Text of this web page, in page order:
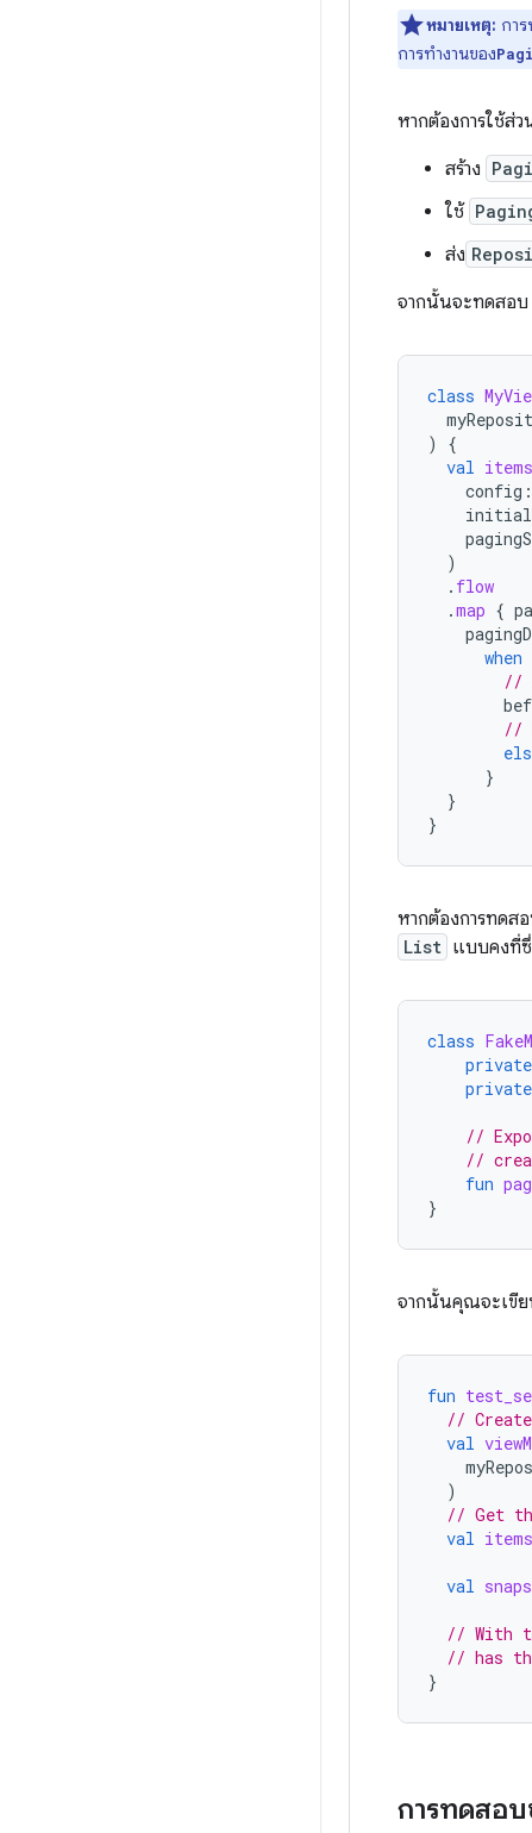
หมายเหตุ: กา
การทำงานของ
หากต้องการใช้ส่
สร้าง
ใช้
ส่ง
จากนั้นจะทดสอบ
class
)
{
val items
config :
)
. flow
.map {
when
//
//
}
}
}
หากต้องการทดส
List แบบคงที่
class
private
private
//
//
fun
}
จากนั้นคุณจะเขีย
fun
// Create
val
)
// Get
val items
val
// With
// has
}
การทดสอ